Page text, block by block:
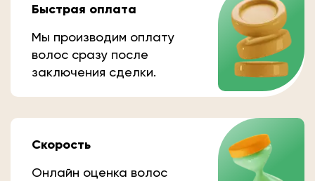
Быстрая оплата
Мы производим оплату
волос сразу после
заключения сделки.
Скорость
Онлайн оценка волос